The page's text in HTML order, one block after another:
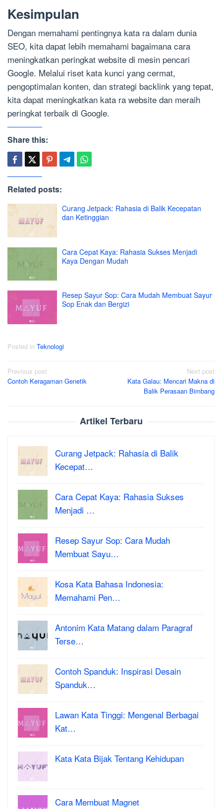
Kesimpulan
Dengan memahami pentingnya kata ra dalam dunia
SEO, kita dapat lebih memahami bagaimana cara
meningkatkan peringkat website di mesin pencari
Google. Melalui riset kata kunci yang cermat,
pengoptimalan konten, dan strategi backlink yang tepat,
kita dapat meningkatkan kata ra website dan meraih
peringkat terbaik di Google.
Share this:
Related posts:
Curang Jetpack: Rahasia di Balik Kecepatan
dan Ketinggian
Cara Cepat Kaya: Rahasia Sukses Menjadi
Kaya Dengan Mudah
Resep Sayur Sop: Cara Mudah Membuat Sayur
Sop Enak dan Bergizi
Posted in Teknologi
Post
navigation
Previous post
Contoh Keragaman Genetik
Next post
Kata Galau: Mencari Makna di
Balik Perasaan Bimbang
Artikel Terbaru
Curang Jetpack: Rahasia di Balik
Kecepat…
Cara Cepat Kaya: Rahasia Sukses
Menjadi …
Resep Sayur Sop: Cara Mudah
Membuat Sayu…
Kosa Kata Bahasa Indonesia:
Memahami Pen…
Antonim Kata Matang dalam Paragraf
Terse…
Contoh Spanduk: Inspirasi Desain
Spanduk…
Lawan Kata Tinggi: Mengenal Berbagai
Kat…
Kata Kata Bijak Tentang Kehidupan
Cara Membuat Magnet